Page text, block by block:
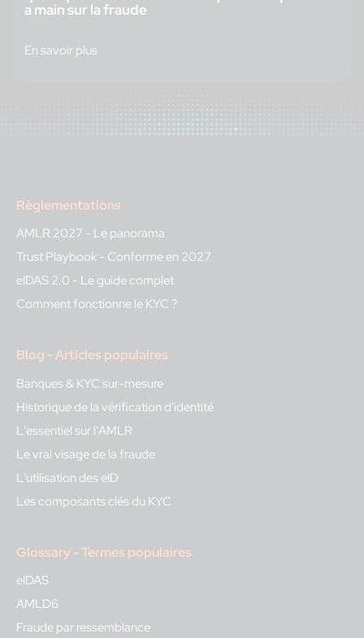
a main sur la fraude
En savoir plus
Règlementations
AMLR 2027 - Le panorama
Trust Playbook - Conforme en 2027
eIDAS 2.0 - Le guide complet
Comment fonctionne le KYC ?
Blog - Articles populaires
Banques & KYC sur-mesure
Historique de la vérification d'identité
L'essentiel sur l'AMLR
Le vrai visage de la fraude
L'utilisation des eID
Les composants clés du KYC
Glossary - Termes populaires
eIDAS
AMLD6
Fraude par ressemblance